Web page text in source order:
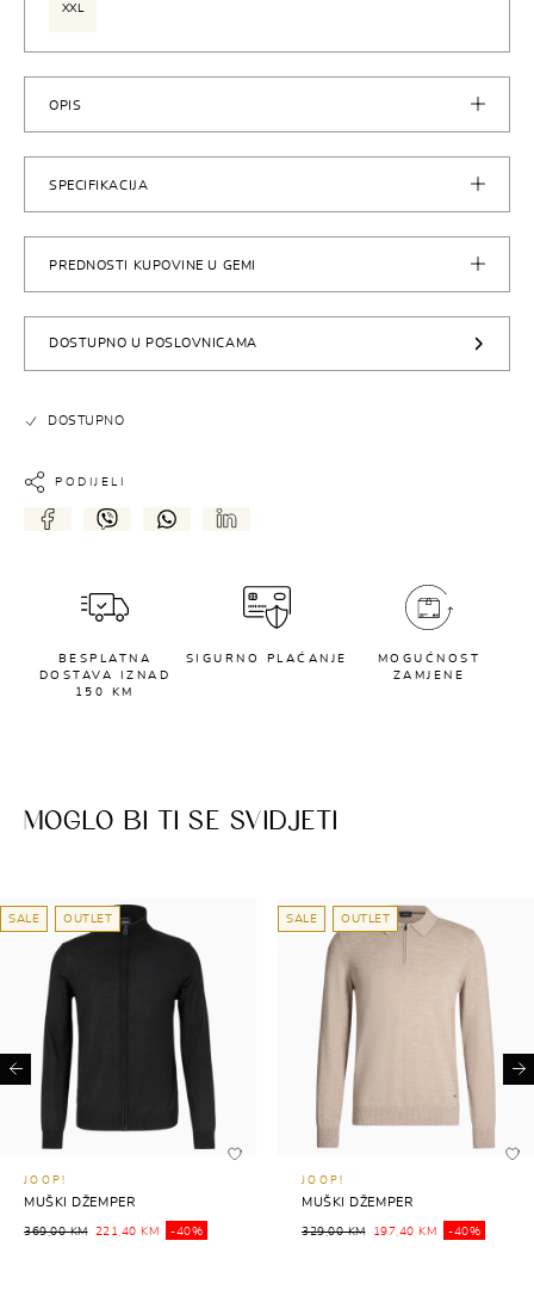
XXL
OPIS
SPECIFIKACIJA
PREDNOSTI KUPOVINE U GEMI
DOSTUPNO U POSLOVNICAMA
DOSTUPNO
PODIJELI
BESPLATNA
DOSTAVA IZNAD
150 KM
SIGURNO PLAĆANJE
MOGUĆNOST
ZAMJENE
MOGLO BI TI SE SVIDJETI
SALE OUTLET
JOOP!
MUŠKI DŽEMPER
369,00 KM 221,40 KM -40%
SALE OUTLET
JOOP!
MUŠKI DŽEMPER
329,00 KM 197,40 KM -40%
Previous